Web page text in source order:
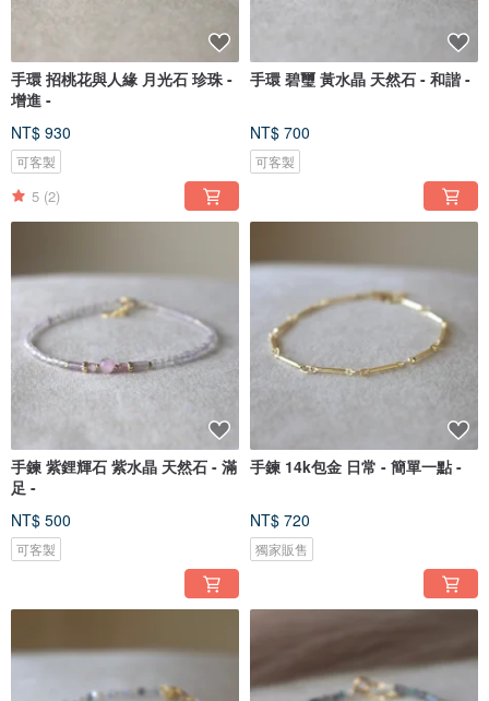
手環 招桃花與人緣 月光石 珍珠 -
增進 -
NT$ 930
可客製
5 (2)
手環 碧璽 黃水晶 天然石 - 和諧 -
NT$ 700
可客製
手鍊 紫鋰輝石 紫水晶 天然石 - 滿
足 -
NT$ 500
可客製
手鍊 14k包金 日常 - 簡單一點 -
NT$ 720
獨家販售